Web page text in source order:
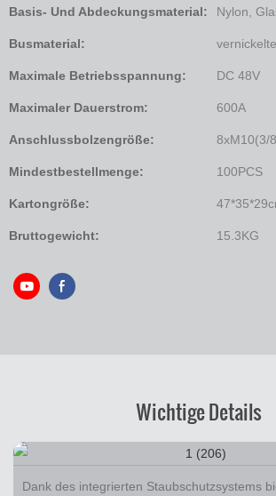
Basis- Und Abdeckungsmaterial: Nylon,
Busmaterial:
Maximale Betriebsspannung: DC 48V
Maximaler Dauerstrom: 600A
Anschlussbolzengröße: 8xM10(3/
Mindestbestellmenge: 100PCS
Kartongröße:
Bruttogewicht: 15.3KG
Wichtige Details
Dank des integrierten Staubschutzsystems